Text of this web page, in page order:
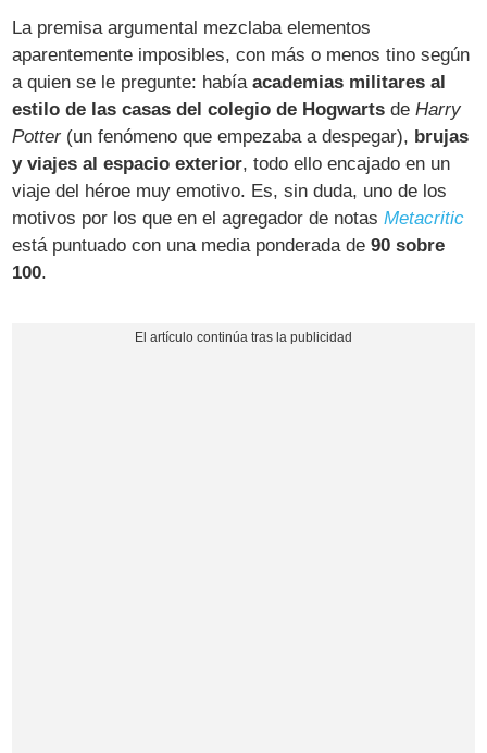
La premisa argumental mezclaba elementos
aparentemente imposibles, con más o menos tino según
a quien se le pregunte: habíaacademias militares al
estilo de las casas del colegio de Hogwarts deHarry
Potter(un fenómeno que empezaba a despegar), brujas
y viajes al espacio exterior, todo ello encajado en un
viaje del héroe muy emotivo. Es, sin duda, uno de los
motivos por los que en el agregador de notasMetacritic
está puntuado con una media ponderada de90 sobre
100.